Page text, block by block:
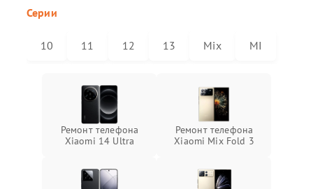
Серии
10 11 12 13 Mix MI
Ремонт телефона
Xiaomi 14 Ultra
Ремонт телефона
Xiaomi Mix Fold 3